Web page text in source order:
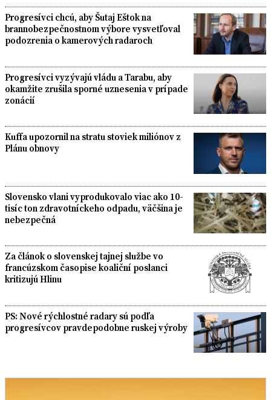
Progresívci chcú, aby Šutaj Eštok na
brannobezpečnostnom výbore vysvetľoval
podozrenia o kamerových radaroch
Progresívci vyzývajú vládu a Tarabu, aby
okamžite zrušila sporné uznesenia v prípade
zonácií
Kuffa upozornil na stratu stoviek miliónov z
Plánu obnovy
Slovensko vlani vyprodukovalo viac ako 10-
tisíc ton zdravotníckeho odpadu, väčšina je
nebezpečná
Za článok o slovenskej tajnej službe vo
francúzskom časopise koaliční poslanci
kritizujú Hlinu
PS: Nové rýchlostné radary sú podľa
progresívcov pravdepodobne ruskej výroby